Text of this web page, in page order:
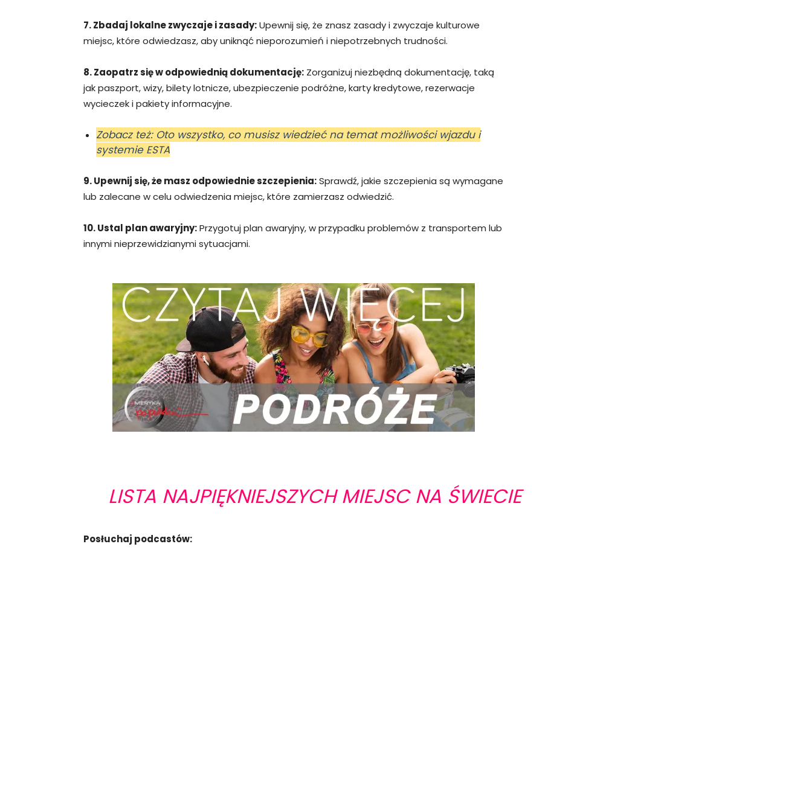
7. Zbadaj lokalne zwyczaje i zasady:Upewnij się, że znasz zasady i zwyczaje kulturowe
miejsc, które odwiedzasz, aby uniknąć nieporozumień i niepotrzebnych trudności.
8. Zaopatrz się w odpowiednią dokumentację: Zorganizuj niezbędną dokumentację, taką
jak paszport, wizy, bilety lotnicze, ubezpieczenie podróżne, karty kredytowe, rezerwacje
wycieczek i pakiety informacyjne.
Zobacz też: Oto wszystko, co musisz wiedzieć na temat możliwości wjazdu i
systemie ESTA
9. Upewnij się, że masz odpowiednie szczepienia:Sprawdź, jakie szczepienia są wymagane
lub zalecane w celu odwiedzenia miejsc, które zamierzasz odwiedzić.
10. Ustal plan awaryjny:Przygotuj plan awaryjny, w przypadku problemów z transportem lub
innymi nieprzewidzianymi sytuacjami.
LISTA NAJPIĘKNIEJSZYCH MIEJSC NA ŚWIECIE
Posłuchaj podcastów: